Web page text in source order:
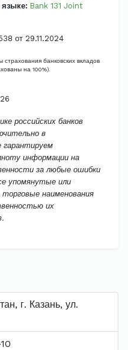
Bank 131 Joint
от 29.11.2024
страхования банковских вкладов
на 100%).
российских банков
в
гарантируем
информации на
за любые ошибки
упомянутые или
наименования
их
г. Казань, ул.